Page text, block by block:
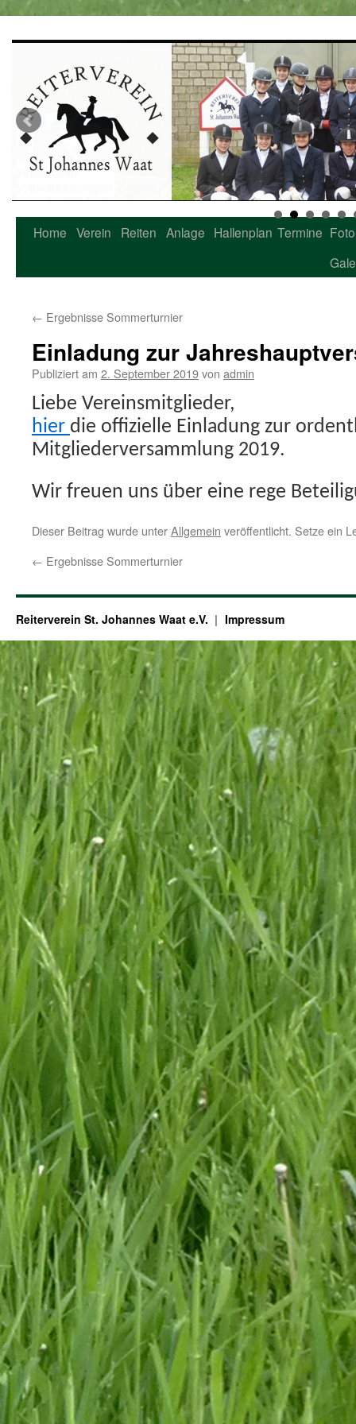
Zum
Home Verein Reiten Anlage Hallenplan Termine
← Ergebnisse Sommerturnier
Einladung zur
Publiziert am 2. September 2019von admin
Liebe Vereinsmitglieder,
hier die offizielle Einladung zur
Mitgliederversammlung 2019.
Wir freuen uns über eine rege
Dieser Beitrag wurde unterAllgemein veröffentlicht. Setze ein
← Ergebnisse Sommerturnier
Reiterverein St. Johannes Waat e.V. Impressum